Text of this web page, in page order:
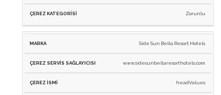
Zorunlu
Side Sun Bella Resort Hotels
www.sidesunbellaresorthotels.com
headValues